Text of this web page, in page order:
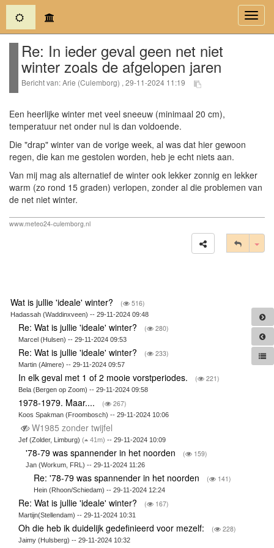
(current)
Re: In ieder geval geen net niet
winter zoals de afgelopen jaren
Bericht van: Arie (Culemborg) , 29-11-2024 11:19
Een heerlijke winter met veel sneeuw (minimaal 20 cm),
temperatuur net onder nul is dan voldoende.
Die "drap" winter van de vorige week, al was dat hier gewoon
regen, die kan me gestolen worden, heb je echt niets aan.
Van mij mag als alternatief de winter ook lekker zonnig en lekker
warm (zo rond 15 graden) verlopen, zonder al die problemen van
de net niet winter.
www.meteo24-culemborg.nl
Wat is jullie 'ideale' winter? ( 516)
Hadassah (Waddinxveen) -- 29-11-2024 09:48
Re: Wat is jullie 'ideale' winter? ( 280)
Marcel (Hulsen) -- 29-11-2024 09:53
Re: Wat is jullie 'ideale' winter? ( 233)
Martin (Almere) -- 29-11-2024 09:57
In elk geval met 1 of 2 mooie vorstperiodes. ( 221)
Bela (Bergen op Zoom) -- 29-11-2024 09:58
1978-1979. Maar.... ( 267)
Koos Spakman (Froombosch) -- 29-11-2024 10:06
W1985 zonder twijfel
Jef (Zolder, Limburg) ( 41m) -- 29-11-2024 10:09
'78-79 was spannender in het noorden ( 159)
Jan (Workum, FRL) -- 29-11-2024 11:26
Re: '78-79 was spannender in het noorden ( 141)
Hein (Rhoon/Schiedam) -- 29-11-2024 12:24
Re: Wat is jullie 'ideale' winter? ( 167)
Martijn(Stellendam) -- 29-11-2024 10:31
Oh die heb ik duidelijk gedefinieerd voor mezelf: ( 228)
Jaimy (Hulsberg) -- 29-11-2024 10:32